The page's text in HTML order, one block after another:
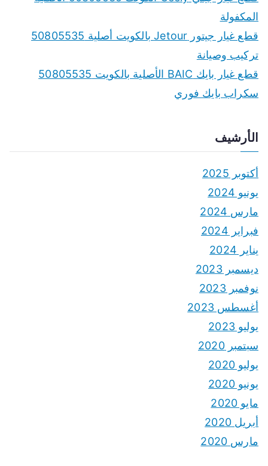
المكفولة
قطع غيار جيتور Jetour بالكويت أصلية 50805535
تركيب وصيانة
قطع غيار بايك BAIC الأصلية بالكويت 50805535
سكراب بايك فوري
الأرشيف
أكتوبر 2025
يونيو 2024
مارس 2024
فبراير 2024
يناير 2024
ديسمبر 2023
نوفمبر 2023
أغسطس 2023
يوليو 2023
سبتمبر 2020
يوليو 2020
يونيو 2020
مايو 2020
أبريل 2020
مارس 2020